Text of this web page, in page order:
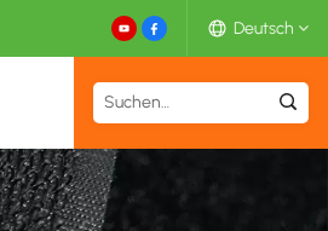
Deutsch
English